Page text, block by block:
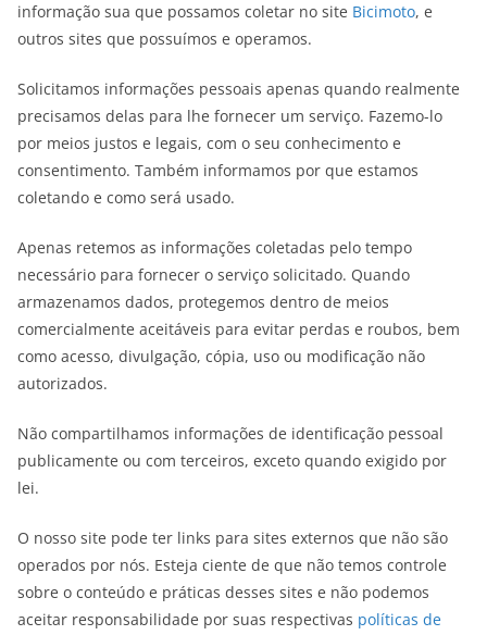
informação sua que possamos coletar no site Bicimoto, e
outros sites que possuímos e operamos.
Solicitamos informações pessoais apenas quando realmente
precisamos delas para lhe fornecer um serviço. Fazemo-lo
por meios justos e legais, com o seu conhecimento e
consentimento. Também informamos por que estamos
coletando e como será usado.
Apenas retemos as informações coletadas pelo tempo
necessário para fornecer o serviço solicitado. Quando
armazenamos dados, protegemos dentro de meios
comercialmente aceitáveis ​​para evitar perdas e roubos, bem
como acesso, divulgação, cópia, uso ou modificação não
autorizados.
Não compartilhamos informações de identificação pessoal
publicamente ou com terceiros, exceto quando exigido por
lei.
O nosso site pode ter links para sites externos que não são
operados por nós. Esteja ciente de que não temos controle
sobre o conteúdo e práticas desses sites e não podemos
aceitar responsabilidade por suas respectivas políticas de